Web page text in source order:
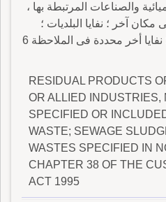
والصناعات المرتبطة بها ،
آخر ؛ نفايا البلديات ؛
وحول الصرف الصحى ؛ نفايا أخر محددة فى الملاحظة 6
RESIDUAL PRODUCTS
OR ALLIED INDUSTRIES,
SPECIFIED OR
WASTE; SEWAGE
WASTES SPECIFIED IN
CHAPTER 38 OF THE
ACT 1995